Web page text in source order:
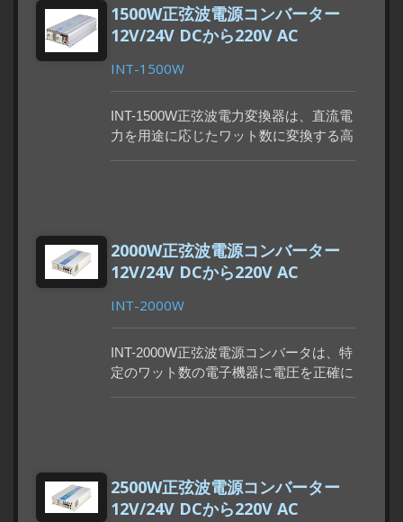
1500W正弦波電源コンバーター
12V/24V DCから220V AC
INT-1500W
INT-1500W正弦波電力変換器は、直流電
力を用途に応じたワット数に変換する高
2000W正弦波電源コンバーター
12V/24V DCから220V AC
INT-2000W
INT-2000W正弦波電源コンバータは、特
定のワット数の電子機器に電圧を正確に
2500W正弦波電源コンバーター
12V/24V DCから220V AC